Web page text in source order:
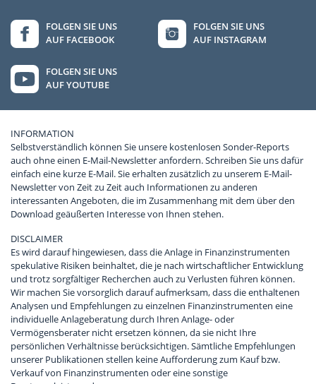
FOLGEN SIE UNS
AUF FACEBOOK
FOLGEN SIE UNS
AUF INSTAGRAM
FOLGEN SIE UNS
AUF YOUTUBE
INFORMATION
Selbstverständlich können Sie unsere kostenlosen Sonder-Reports
auch ohne einen E-Mail-Newsletter anfordern. Schreiben Sie uns dafür
einfach eine kurze E-Mail. Sie erhalten zusätzlich zu unserem E-Mail-
Newsletter von Zeit zu Zeit auch Informationen zu anderen
interessanten Angeboten, die im Zusammenhang mit dem über den
Download geäußerten Interesse von Ihnen stehen.
DISCLAIMER
Es wird darauf hingewiesen, dass die Anlage in Finanzinstrumenten
spekulative Risiken beinhaltet, die je nach wirtschaftlicher Entwicklung
und trotz sorgfältiger Recherchen auch zu Verlusten führen können.
Wir machen Sie vorsorglich darauf aufmerksam, dass die enthaltenen
Analysen und Empfehlungen zu einzelnen Finanzinstrumenten eine
individuelle Anlageberatung durch Ihren Anlage- oder
Vermögensberater nicht ersetzen können, da sie nicht Ihre
persönlichen Verhältnisse berücksichtigen. Sämtliche Empfehlungen
unserer Publikationen stellen keine Aufforderung zum Kauf bzw.
Verkauf von Finanzinstrumenten oder eine sonstige